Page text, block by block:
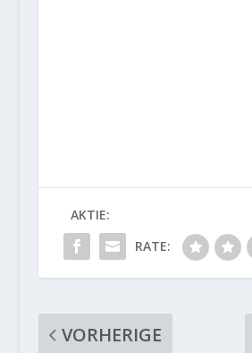
AKTIE:
RATE:
VORHERIGE